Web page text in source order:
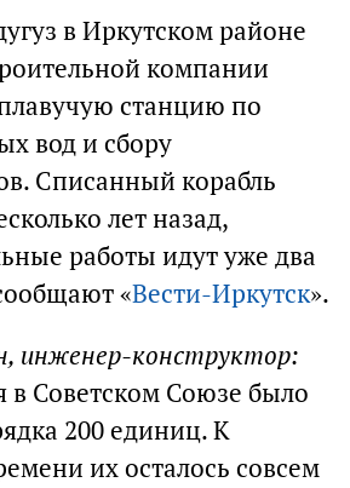
в Иркутском районе
компании
станцию по
вод и сбору
Списанный корабль
лет назад,
работы идут уже два
«Вести-Иркутск».
инженер-конструктор:
в Советском Союзе было
200 единиц. К
их осталось совсем